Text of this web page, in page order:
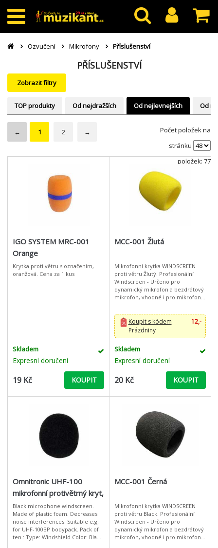
Ozvučení Mikrofony Příslušenství
PŘÍSLUŠENSTVÍ
Zobrazit filtry
TOP produkty Od nejdražších Od nejlevnejších Od
← 1 2 →
Počet položek na
stránku
položek: 77
IGO SYSTEM MRC-001
Orange
Krytka proti větru s označením,
oranžová. Cena za 1 kus
Skladem
Expresní doručení
19 Kč KOUPIT
MCC-001 Žlutá
Mikrofonní krytka WINDSCREEN
proti větru Žlutý. Profesionální
Windscreen - Určeno pro
dynamický mikrofon a bezdrátový
mikrofon, vhodné i pro mikrofony
modelu mikrofonu).Perfektní filtr -
Koupit s kódem
12,-
Prázdniny
Skladem
Expresní doručení
20 Kč KOUPIT
Omnitronic UHF-100
mikrofonní protivětrný kryt,
černý
Black microphone windscreen.
Made of plastic foam. Decreases
noise interferences. Suitable e.g.
for UHF-100BP bodypack. Pack of
ten.: Type: Windshield Color: Black
MCC-001 Černá
Mikrofonní krytka WINDSCREEN
proti větru Black. Profesionální
Windscreen - Určeno pro
dynamický mikrofon a bezdrátový
mikrofon, vhodné i pro mikrofony